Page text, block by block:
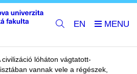
EN
civilizáció lóháton vágtatott-
vannak vele a régészek,